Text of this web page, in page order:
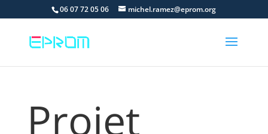
06 07 72 05 06 michel.ramez@eprom.org
Projet